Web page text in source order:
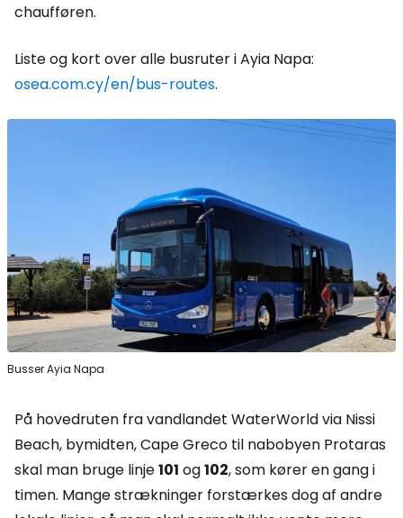
chaufføren.
Liste og kort over alle busruter i Ayia Napa:
osea.com.cy/en/bus-routes.
Busser Ayia Napa
På hovedruten fra vandlandet WaterWorld via Nissi
Beach, bymidten, Cape Greco til nabobyen Protaras
skal man bruge linje101 og102, som kører en gang i
timen. Mange strækninger forstærkes dog af andre